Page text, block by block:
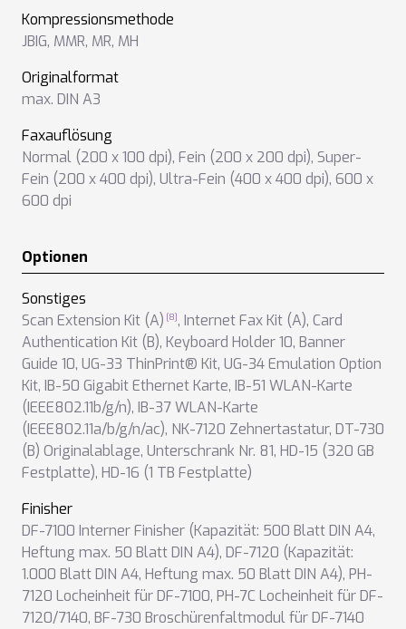
Kompressionsmethode
JBIG, MMR, MR, MH
Originalformat
max. DIN A3
Faxauflösung
Normal (200 x 100 dpi), Fein (200 x 200 dpi), Super-
Fein (200 x 400 dpi), Ultra-Fein (400 x 400 dpi), 600 x
600 dpi
Optionen
Sonstiges
Scan Extension Kit (A)
, Internet Fax Kit (A), Card
Authentication Kit (B), Keyboard Holder 10, Banner
Guide 10, UG-33 ThinPrint® Kit, UG-34 Emulation Option
Kit, IB-50 Gigabit Ethernet Karte, IB-51 WLAN-Karte
(IEEE802.11b/g/n), IB-37 WLAN-Karte
(IEEE802.11a/b/g/n/ac), NK-7120 Zehnertastatur, DT-730
(B) Originalablage, Unterschrank Nr. 81, HD-15 (320 GB
Festplatte), HD-16 (1 TB Festplatte)
Finisher
DF-7100 Interner Finisher (Kapazität: 500 Blatt DIN A4,
Heftung max. 50 Blatt DIN A4), DF-7120 (Kapazität:
1.000 Blatt DIN A4, Heftung max. 50 Blatt DIN A4), PH-
7120 Locheinheit für DF-7100, PH-7C Locheinheit für DF-
7120/7140, BF-730 Broschürenfaltmodul für DF-7140